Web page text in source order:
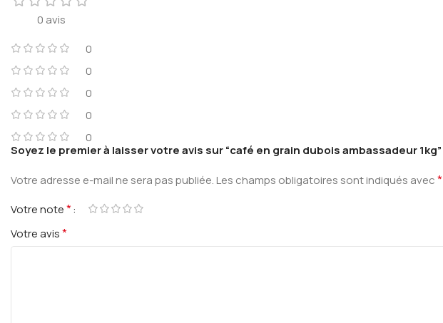
0 avis
0
0
0
0
0
Soyez le premier à laisser votre avis sur “café en grain dubois ambassadeur 1kg”
Votre adresse e-mail ne sera pas publiée.Les champs obligatoires sont indiqués avec*
Votre note*
Votre avis*